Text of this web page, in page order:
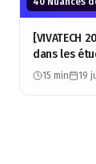
[VIVATECH
dans les
15 min 19